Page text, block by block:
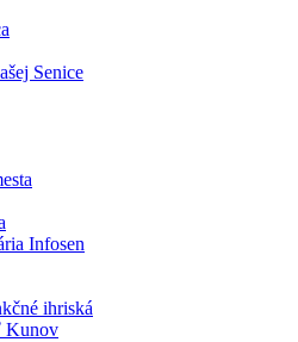
Senice
Infosen
ihriská
Kunov